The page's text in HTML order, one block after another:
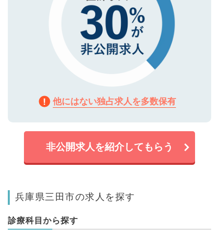
他にはない独占求人を多数保有
非公開求人を紹介してもらう
兵庫県三田市の求人を探す
診療科目から探す